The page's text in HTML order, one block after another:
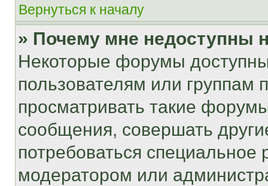
Вернуться к началу
» Почему мне недоступны
Некоторые форумы
пользователям или группам
просматривать такие
сообщения, совершать
потребоваться
модератором или